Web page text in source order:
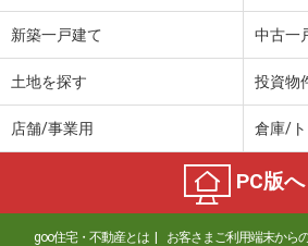
51.59万円
貸店舗・事務所
岐阜県中津川市手賀野
7.70万円
住 所
岐阜県中津川市
物件種別 貸店舗・事務所
新築一戸建て 中古一
土地を探す 投資物
店舗/事業用 倉庫/
PC版へ
goo住宅・不動産とは お客さまご利用端末から